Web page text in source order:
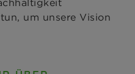
um unsere Vision